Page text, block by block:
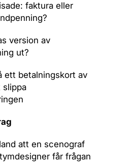
faktura eller
version av
ut?
ett betalningskort av
slippa
att en scenograf
får frågan